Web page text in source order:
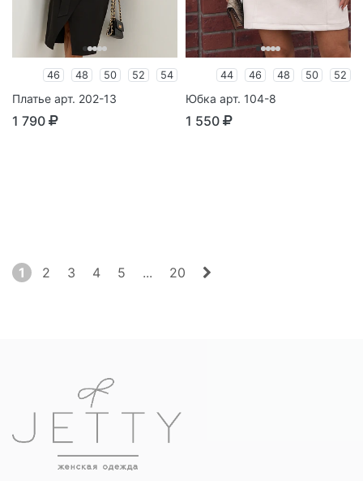
46 48 50 52 54
Платье арт. 202-13
1 790
44 46 48 50 52
Юбка арт. 104-8
1 550
1 2 3 4 5 ... 20